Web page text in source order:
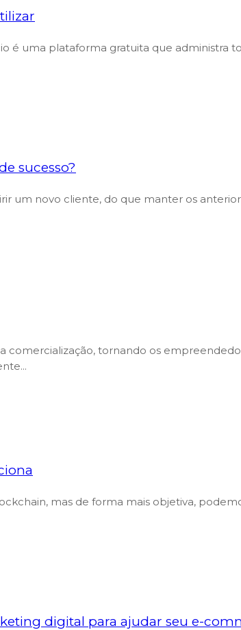
é uma plataforma gratuita que administra
sucesso?
um novo cliente, do que manter os
tornando os
mas de forma mais objetiva,
digital para ajudar seu e-